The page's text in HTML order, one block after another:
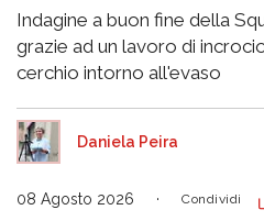
Indagine a buon fine della
grazie ad un lavoro di
cerchio intorno all'evaso
Daniela Peira
08 Agosto 2026 Condividi